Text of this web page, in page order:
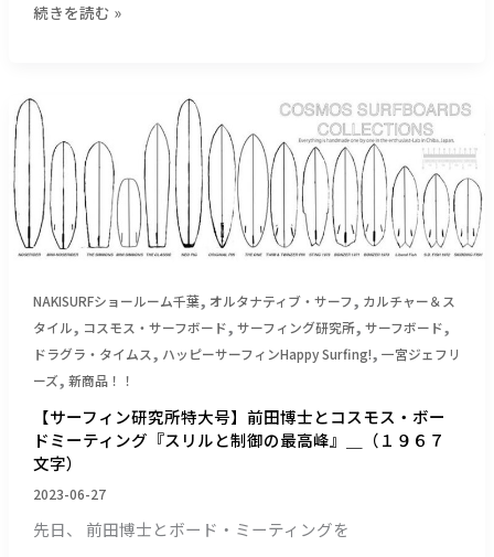
７
曜
日
の
最
高
マ
ン
イ
＿
（１
９
５
文
字）
続きを読む »
NAKISURFショールーム千葉, オルタナティブ・サーフ, カルチャー＆ス
タイル, コスモス・サーフボード, サーフィング研究所, サーフボード,
ドラグラ・タイムス, ハッピーサーフィンHappy Surfing!, 一宮ジェフリ
ーズ, 新商品！！
【サーフィン研究所特大号】前田博士とコスモス・ボー
ドミーティング『スリルと制御の最高峰』＿（１９６７
文字）
2023-06-27
先日、 前田博士とボード・ミーティングを
【サ
ー
フ
ィ
ン
研
究
特
大
号】
前
田
博
士
と
ス